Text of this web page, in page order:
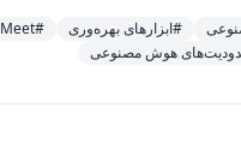
#ابزارهای بهره‌وری
#SeaMeet
هوش مصنوعی